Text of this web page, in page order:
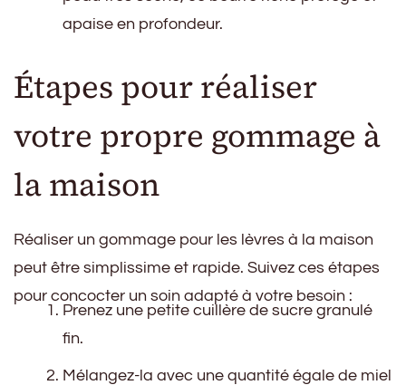
apaise en profondeur.
Étapes pour réaliser
votre propre gommage à
la maison
Réaliser un gommage pour les lèvres à la maison
peut être simplissime et rapide. Suivez ces étapes
pour concocter un soin adapté à votre besoin :
Prenez une petite cuillère de sucre granulé
fin.
Mélangez-la avec une quantité égale de miel